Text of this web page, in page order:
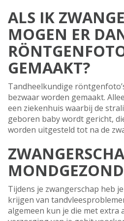
ALS IK
MOGEN ER
GEMAAKT?
Tandheelkundige
bezwaar worden gemaakt.
een ziekenhuis waarbij de
geboren baby wordt gericht,
worden uitgesteld tot na de
Tijdens je zwangerschap heb
krijgen van
algemeen kun je die met extra